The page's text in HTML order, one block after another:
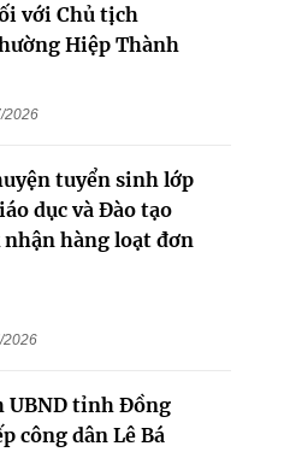
với Chủ tịch
Hiệp Thành
2026
tuyển sinh lớp
dục và Đào tạo
hàng loạt đơn
2026
UBND tỉnh Đồng
công dân Lê Bá